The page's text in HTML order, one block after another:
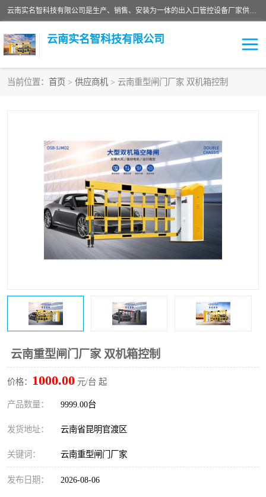
云南实名智科技有限公司是生产、销售、安装为一体的出入口管控设备厂家供应商。主营:电动伸缩门、道闸、广告道闸、重型空降闸、车牌识别、门禁通道、升降柱、岗亭、旗杆等智能设备。主营产品: 电动伸缩门,道闸门禁,车牌识别 生产、销售、安装为一体的出入口管控设备厂家源头供应商。
云南实名智科技有限公司
当前位置： 首页 > 供应商机 > 云南重型闸门厂家 双机箱控制
云南重型闸门厂家 双机箱控制
价格： 1000.00 元/台 起
产品数量： 9999.00台
发货地址： 云南省昆明官渡区
关键词： 云南重型闸门厂家
发布日期： 2026-08-06
升降门系列 通道闸系列
小门系列 伸缩门